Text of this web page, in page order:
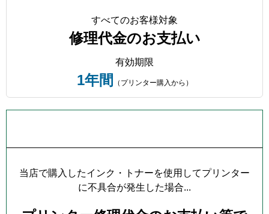
すべてのお客様対象
修理代金のお支払い
有効期限
1年間 （プリンター購入から）
当店で購入したインク・トナーを使用してプリンター
に不具合が発生した場合...